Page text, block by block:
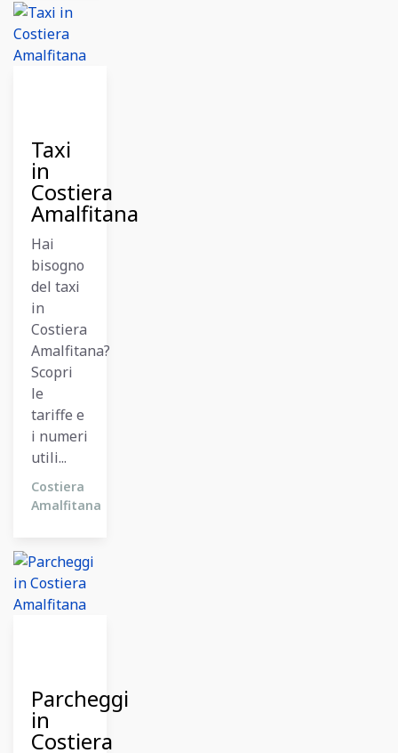
Taxi
in
Costiera
Amalfitana
Hai
bisogno
del taxi
in
Costiera
Amalfitana?
Scopri
le
tariffe e
i numeri
utili...
Costiera
Amalfitana
Parcheggi
in
Costiera